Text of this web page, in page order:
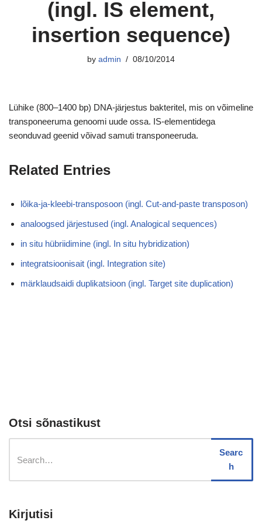
(ingl. IS element,
insertion sequence)
by admin 08/10/2014
Lühike (800–1400 bp) DNA-järjestus bakteritel, mis on võimeline
transponeeruma genoomi uude ossa. IS-elementidega
seonduvad geenid võivad samuti transponeeruda.
Related Entries
lõika-ja-kleebi-transposoon (ingl. Cut-and-paste transposon)
analoogsed järjestused (ingl. Analogical sequences)
in situ hübriidimine (ingl. In situ hybridization)
integratsioonisait (ingl. Integration site)
märklaudsaidi duplikatsioon (ingl. Target site duplication)
Otsi sõnastikust
Searc
h
Kirjutisi